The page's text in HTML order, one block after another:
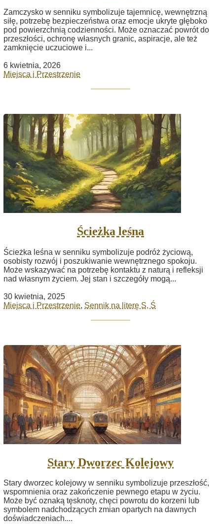
Zamczysko w senniku symbolizuje tajemnicę, wewnętrzną
siłę, potrzebę bezpieczeństwa oraz emocje ukryte głęboko
pod powierzchnią codzienności. Może oznaczać powrót do
przeszłości, ochronę własnych granic, aspiracje, ale też
zamknięcie uczuciowe i...
6 kwietnia, 2026
Miejsca i Przestrzenie
Ścieżka leśna
Ścieżka leśna w senniku symbolizuje podróż życiową,
osobisty rozwój i poszukiwanie wewnętrznego spokoju.
Może wskazywać na potrzebę kontaktu z naturą i refleksji
nad własnym życiem. Jej stan i szczegóły mogą...
30 kwietnia, 2025
Miejsca i Przestrzenie, Sennik na literę S, Ś
Stary Dworzec Kolejowy
Stary dworzec kolejowy w senniku symbolizuje przeszłość,
wspomnienia oraz zakończenie pewnego etapu w życiu.
Może być oznaką tęsknoty, chęci powrotu do korzeni lub
symbolem nadchodzących zmian opartych na dawnych
doświadczeniach....